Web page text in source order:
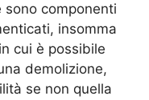
componenti
insomma
cui è possibile
demolizione,
se non quella